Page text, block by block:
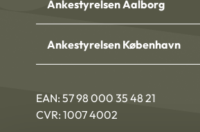
Ankestyrelsen Aalborg
Ankestyrelsen København
EAN: 57 98 000 35 48 21
CVR: 1007 4002